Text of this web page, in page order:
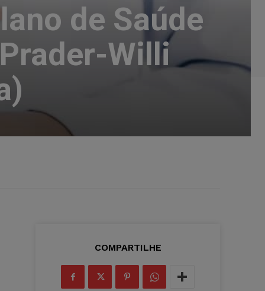
de Saúde
Willi
COMPARTILHE